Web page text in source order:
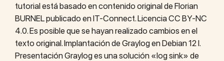
tutorial está basado en contenido original de Florian
BURNEL publicado en IT-Connect. Licencia CC BY-NC
4.0. Es posible que se hayan realizado cambios en el
texto original. Implantación de Graylog en Debian 12 I.
Presentación Graylog es una solución «log sink» de